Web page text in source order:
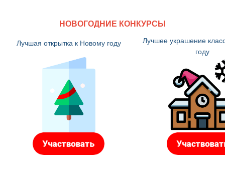
НОВОГОДНИЕ КОНКУРСЫ
Лучшая открытка к Новому году
Лучшее украшение
году